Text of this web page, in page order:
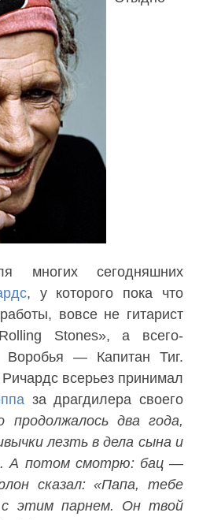
многих сегодняшних
, у которого пока что
вовсе не гитарист
Stones», а всего-
Воробья — Капитан Тиг.
всерьез принимал
за драгдилера своего
продолжалось два года,
лезть в дела сына и
А потом смотрю: бац —
сказал: «Папа, тебе
этим парнем. Он твой